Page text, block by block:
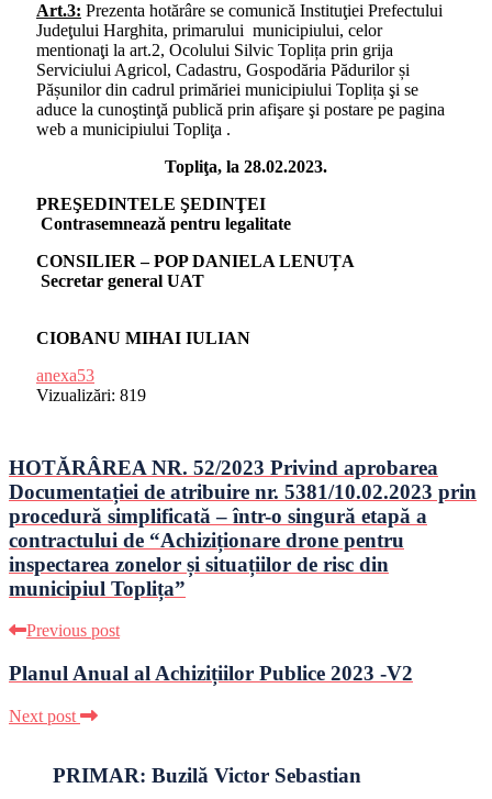
Art.3: Prezenta hotărâre se comunică Instituţiei Prefectului
Judeţului Harghita, primarului municipiului, celor
mentionaţi la art.2, Ocolului Silvic Toplița prin grija
Serviciului Agricol, Cadastru, Gospodăria Pădurilor și
Pășunilor din cadrul primăriei municipiului Toplița şi se
aduce la cunoştinţă publică prin afişare şi postare pe pagina
web a municipiului Topliţa .
Topliţa, la 28.02.2023.
PREŞEDINTELE ŞEDINŢEI
Contrasemnează pentru legalitate
CONSILIER – POP DANIELA LENUȚA
Secretar general UAT
CIOBANU MIHAI IULIAN
anexa53
Vizualizări: 819
HOTĂRÂREA NR. 52/2023 Privind aprobarea
Documentației de atribuire nr. 5381/10.02.2023 prin
procedură simplificată – într-o singură etapă a
contractului de “Achiziționare drone pentru
inspectarea zonelor și situațiilor de risc din
municipiul Toplița”
Previous post
Planul Anual al Achizițiilor Publice 2023 -V2
Next post
PRIMAR: Buzilă Victor Sebastian